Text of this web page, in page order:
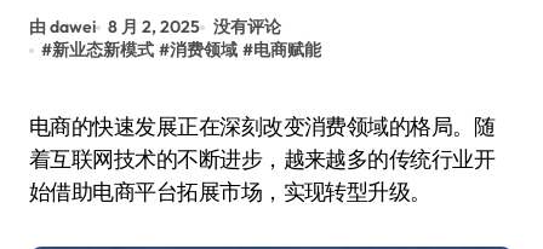
由 dawei 8 月 2, 2025 没有评论
#新业态新模式 #消费领域 #电商赋能
电商的快速发展正在深刻改变消费领域的格局。随
着互联网技术的不断进步，越来越多的传统行业开
始借助电商平台拓展市场，实现转型升级。